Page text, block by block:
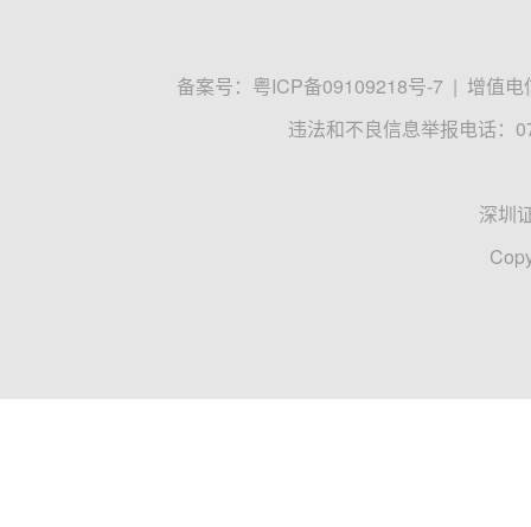
备案号： 粤ICP备09109218号-7 | 增值电
违法和不良信息举报电话：
深圳